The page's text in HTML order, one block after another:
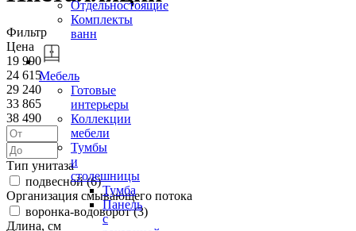
Отдельностоящие
Комплекты
ванн
Мебель
Готовые
интерьеры
Коллекции
мебели
Тумбы
и
столешницы
Тумба
Панель
с
Фильтр
Цена
19 990
24 615
29 240
33 865
38 490
Тип унитаза
подвесной (6)
Организация смывающего потока
воронка-водоворот (3)
Длина, см